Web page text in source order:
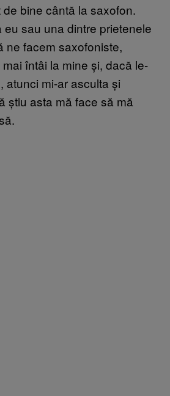
bine cântă la saxofon.
eu sau una dintre prietenele
ne facem saxofoniste,
întâi la mine și, dacă le-
atunci mi-ar asculta și
știu asta mă face să mă